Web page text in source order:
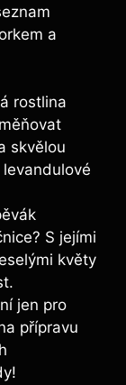
a
rostlina
skvělou
S jejími
květy
jen pro
přípravu